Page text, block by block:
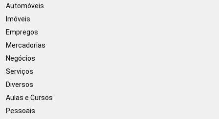
Automóveis
Imóveis
Empregos
Mercadorias
Negócios
Serviços
Diversos
Aulas e Cursos
Pessoais